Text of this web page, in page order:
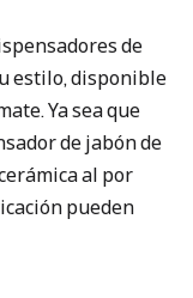
de
estilo, disponible
Ya sea que
de jabón de
al por
pueden